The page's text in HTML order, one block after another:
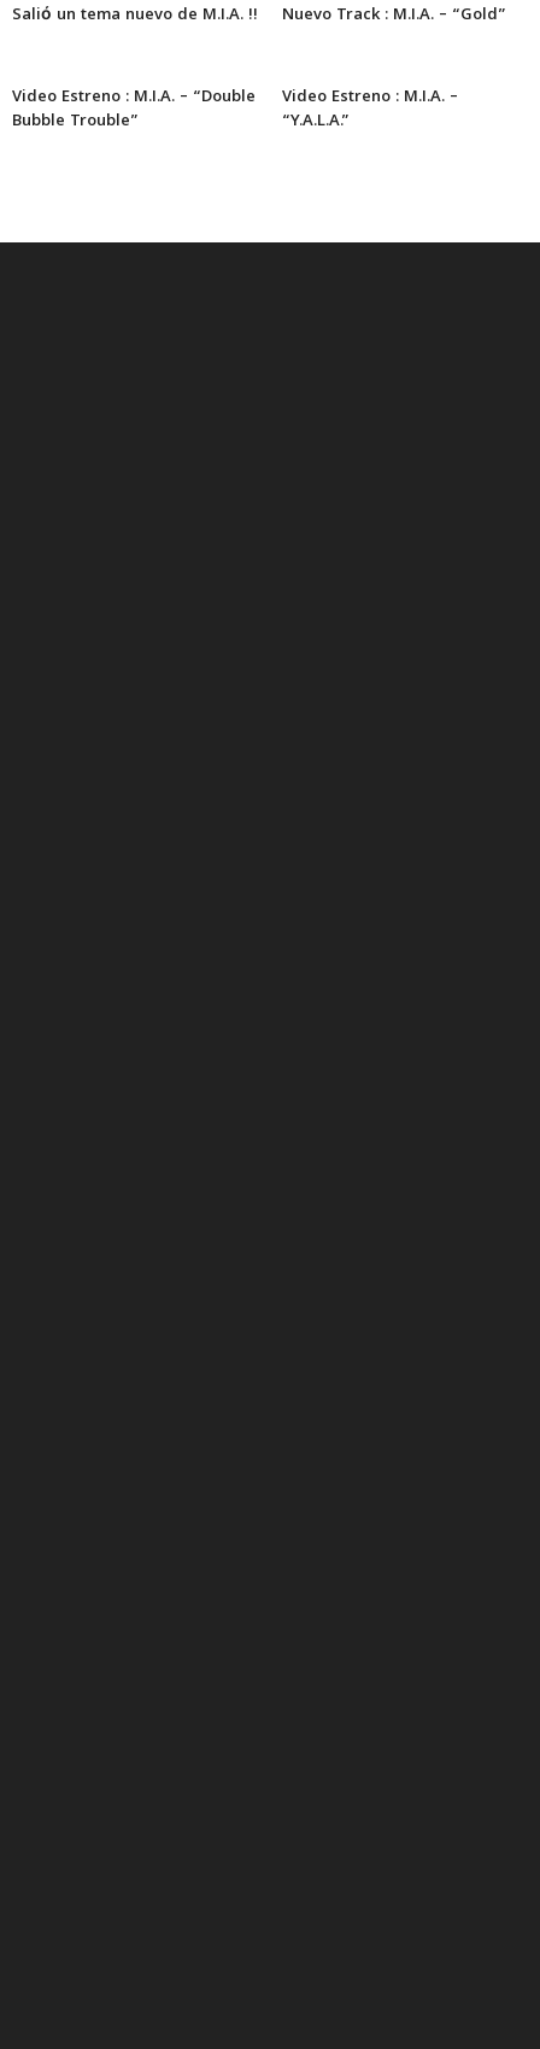
Salió un tema nuevo de M.I.A. !! Nuevo Track : M.I.A. – “Gold”
Video Estreno : M.I.A. – “Double
Bubble Trouble”
Video Estreno : M.I.A. –
“Y.A.L.A.”